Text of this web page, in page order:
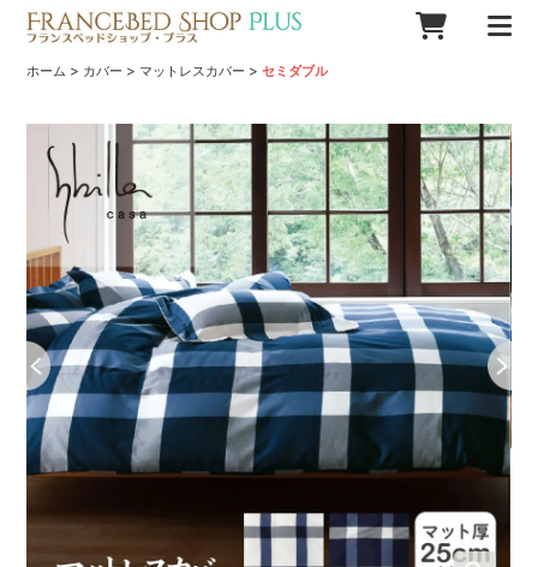
ホーム > カバー > マットレスカバー >セミダブル